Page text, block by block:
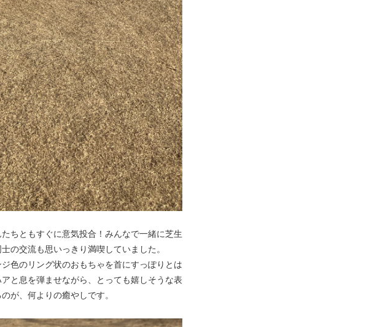
ちともすぐに意気投合！みんなで一緒に芝生
の交流も思いっきり満喫していました。
色のリング状のおもちゃを首にすっぽりとは
と息を弾ませながら、とっても嬉しそうな表
が、何よりの癒やしです。